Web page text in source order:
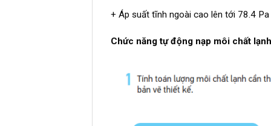
+ Áp suất tĩnh ngoài cao lên tới 78.4 Pa
Chức năng tự động nạp môi chất lạnh